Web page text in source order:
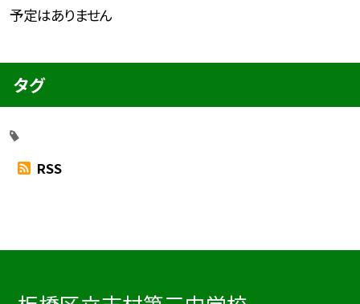
予定はありません
タグ
RSS